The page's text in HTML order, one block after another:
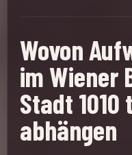
Wovon
im Wiener
Stadt
abhängen